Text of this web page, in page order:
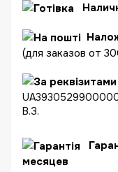
(для заказов от
В.З.
месяцев